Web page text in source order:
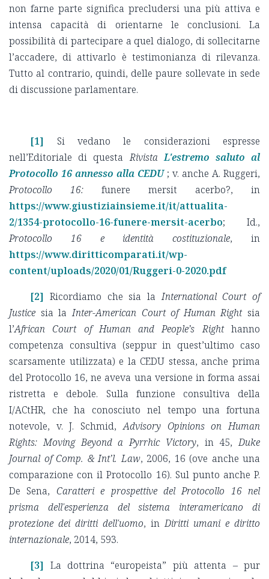
non farne parte significa precludersi una più attiva e
intensa capacità di orientarne le conclusioni. La
possibilità di partecipare a quel dialogo, di sollecitarne
l’accadere, di attivarlo è testimonianza di rilevanza.
Tutto al contrario, quindi, delle paure sollevate in sede
di discussione parlamentare.
[1] Si vedano le considerazioni espresse
nell’Editoriale di questaRivista L'estremo saluto al
Protocollo 16 annesso alla CEDU; v. anche A. Ruggeri,
Protocollo 16: funere mersit acerbo?, in
https://www.giustiziainsieme.it/it/attualita-
2/1354-protocollo-16-funere-mersit-acerbo; Id.,
Protocollo 16 e identità costituzionale, in
https://www.diritticomparati.it/wp-
content/uploads/2020/01/Ruggeri-0-2020.pdf
[2] Ricordiamo che sia laInternational Court of
Justice sia laInter-American Court of Human Rightsia
l’African Court of Human and People’s Righthanno
competenza consultiva (seppur in quest’ultimo caso
scarsamente utilizzata) e la CEDU stessa, anche prima
del Protocollo 16, ne aveva una versione in forma assai
ristretta e debole. Sulla funzione consultiva della
I/ACtHR, che ha conosciuto nel tempo una fortuna
notevole, v. J. Schmid,Advisory Opinions on Human
Rights: Moving Beyond a Pyrrhic Victory, in 45,Duke
Journal of Comp. & Int’l. Law, 2006, 16 (ove anche una
comparazione con il Protocollo 16). Sul punto anche P.
De Sena, Caratteri e prospettive del Protocollo 16 nel
prisma dell'esperienza del sistema interamericano di
protezione dei diritti dell'uomo, inDiritti umani e diritto
internazionale, 2014, 593.
[3] La dottrina “europeista” più attenta – pur